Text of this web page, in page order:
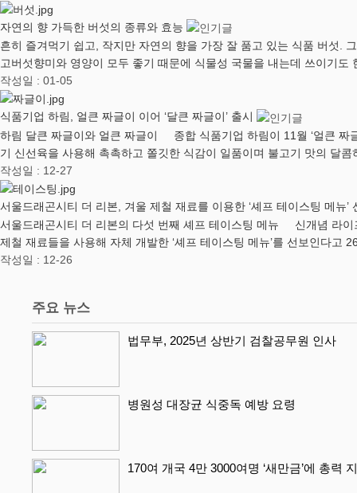
자연의 향 가득한 버섯의 종류와 효능
흔히 즐겨먹기 쉽고, 작지만 자연의 향을 가장 잘 품고 있는 식품 버
고버섯향미와 영양이 모두 좋기 때문에 식물성 국물을 내는데 쓰이기도
작성일 : 01-05
식품기업 하림, 얼큰 짜글이 이어 ‘달큰 짜글이’ 출시
하림 달큰 짜글이와 얼큰 짜글이 종합 식품기업 하림이 11월 ‘얼큰 짜
기 신선육을 사용해 촉촉하고 쫄깃한 식감이 일품이며 불고기 맛의 달
작성일 : 12-27
서울드래곤시티 더 리본, 겨울 제철 재료를 이용한 ‘셰프 테이스팅 메뉴’
서울드래곤시티 더 리본의 다섯 번째 셰프 테이스팅 메뉴 신개념 라이
제철 재료들을 사용해 자체 개발한 ‘셰프 테이스팅 메뉴’를 선보인다고
작성일 : 12-26
주요 뉴스
법무부, 2025년 상반기 검찰공무원 인사
병원성 대장균 식중독 예방 요령
170여 개국 4만 3000여명 ‘새만금’에 총력